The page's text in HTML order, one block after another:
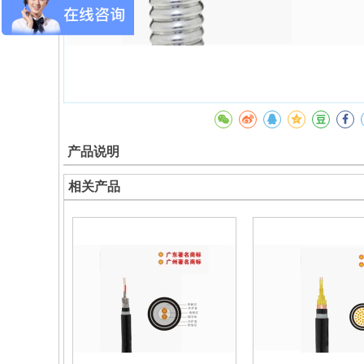
产品说明
相关产品